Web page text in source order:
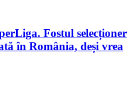
Fostul selecționer
în România, deși vrea